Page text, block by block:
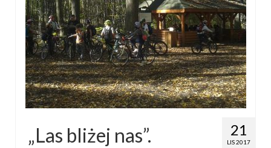
21
LIS 2017
„Las bliżej nas”.